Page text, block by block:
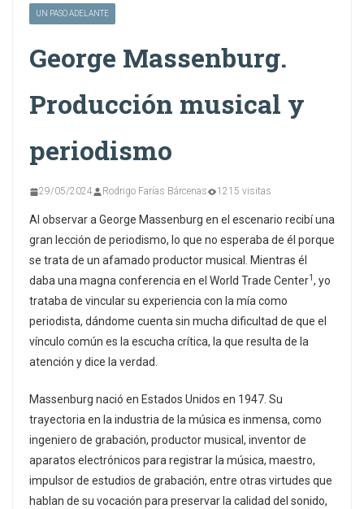
UN PASO ADELANTE
George Massenburg.
Producción musical y
periodismo
29/05/2024 Rodrigo Farías Bárcenas 1215 visitas
Al observar a George Massenburg en el escenario recibí una
gran lección de periodismo, lo que no esperaba de él porque
se trata de un afamado productor musical. Mientras él
daba una magna conferencia en el World Trade Center1 , yo
trataba de vincular su experiencia con la mía como
periodista, dándome cuenta sin mucha dificultad de que el
vínculo común es la escucha crítica, la que resulta de la
atención y dice la verdad.
Massenburg nació en Estados Unidos en 1947. Su
trayectoria en la industria de la música es inmensa, como
ingeniero de grabación, productor musical, inventor de
aparatos electrónicos para registrar la música, maestro,
impulsor de estudios de grabación, entre otras virtudes que
hablan de su vocación para preservar la calidad del sonido,